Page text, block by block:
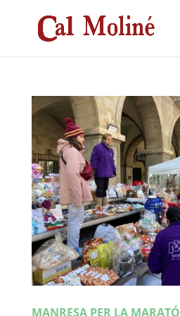
MANRESA PER LA MARATÓ